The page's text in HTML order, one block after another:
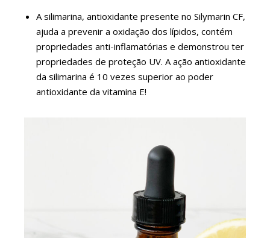
A silimarina, antioxidante presente no Silymarin CF,
ajuda a prevenir a oxidação dos lípidos, contém
propriedades anti-inflamatórias e demonstrou ter
propriedades de proteção UV. A ação antioxidante
da silimarina é 10 vezes superior ao poder
antioxidante da vitamina E!